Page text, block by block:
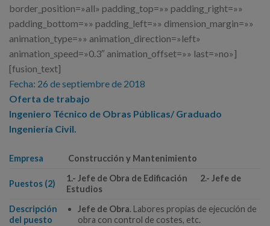
border_position=»all» padding_top=»» padding_right=»»
padding_bottom=»» padding_left=»» dimension_margin=»»
animation_type=»» animation_direction=»left»
animation_speed=»0.3″ animation_offset=»» last=»no»]
[fusion_text]
Fecha: 26 de septiembre de 2018
Oferta de trabajo
Ingeniero Técnico de Obras Públicas/ Graduado
Ingeniería Civil.
Empresa Construcción y Mantenimiento
Puestos (2)
1.- Jefe de Obra de Edificación 2.- Jefe de
Estudios
Descripción
del puesto
Jefe de Obra. Labores propias de ejecución de
obra con control de costes, etc.